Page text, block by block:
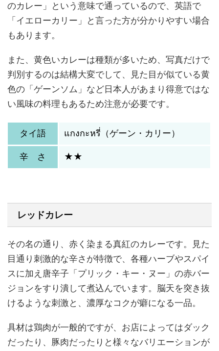
のカレー」という意味で通っているので、英語で
「イエローカリー」と言った方が分かりやすい場合
もあります。
また、黄色いカレーは種類が多いため、写真だけで
判別するのは結構大変でして、見た目が似ている黄
色の「ゲーンソム」など日本人があまり得意ではな
い風味の料理もあるため注意が必要です。
タイ語 แกงกะหรี่（ゲーン・カリー）
辛 さ ★★
レッドカレー
その名の通り、赤く染まる真紅のカレーです。見た
目通り刺激的な辛さが特徴で、各種ハーブやスパイ
スに加え唐辛子「プリック・キー・ヌー」の赤バー
ジョンをすり潰して煮込んでいます。脳天を突き抜
けるような刺激と、濃厚なコクが癖になる一品。
具材は鶏肉が一般的ですが、お店によってはダック
だったり、豚肉だったりと様々なバリエーションが